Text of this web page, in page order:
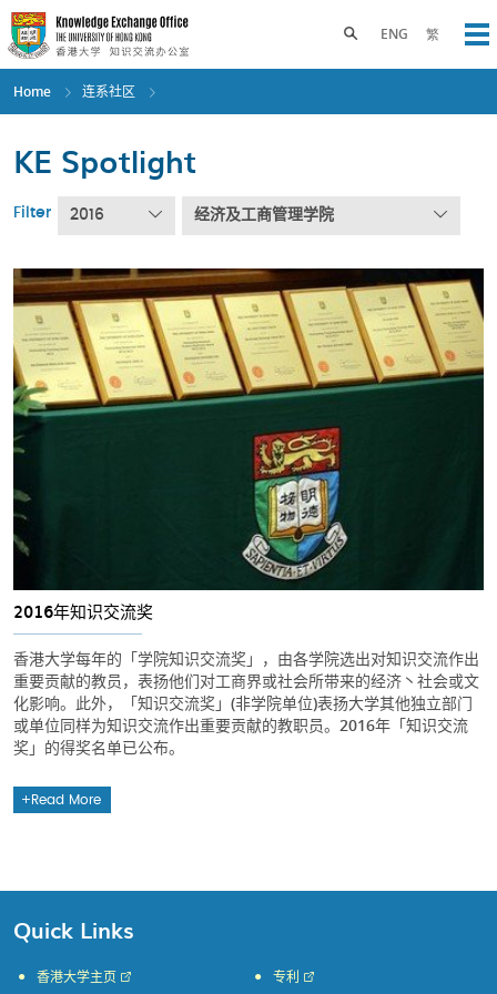
Skip
to
main
content
ENG 繁
Toggle search panel
Home 连系社区
KE Spotlight
Filter 2016 经济及工商管理学院
2016年知识交流奖
香港大学每年的「学院知识交流奖」，由各学院选出对知识交流作出
重要贡献的教员，表扬他们对工商界或社会所带来的经济丶社会或文
化影响。此外，「知识交流奖」(非学院单位)表扬大学其他独立部门
或单位同样为知识交流作出重要贡献的教职员。2016年「知识交流
奖」的得奖名单已公布。
Read More
Quick Links
香港大学主页 专利